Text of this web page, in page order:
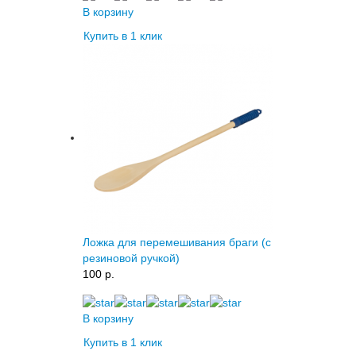
В корзину
Купить в 1 клик
Ложка для перемешивания браги (с
резиновой ручкой)
100 p.
В корзину
Купить в 1 клик